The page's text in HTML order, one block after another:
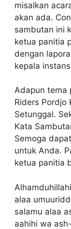
misalkan
akan ada.
sambutan ini
ketua panitia
dengan
kepala
Adapun tema
Riders Pordjo
Setunggal.
Kata
Semoga
untuk Anda.
ketua panitia
alaa
salamu alaa
aahihi wa